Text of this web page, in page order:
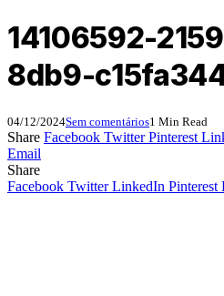
14106592-
8db9-
04/12/2024Sem comentários1 Min Read
Share Facebook Twitter Pinterest
Email
Share
Facebook Twitter LinkedIn Pinterest